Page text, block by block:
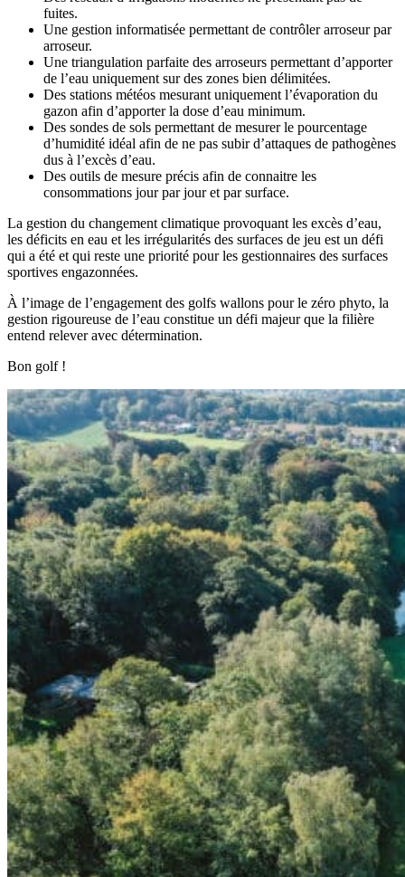
fuites.
Une gestion informatisée permettant de contrôler arroseur par
arroseur.
Une triangulation parfaite des arroseurs permettant d’apporter
de l’eau uniquement sur des zones bien délimitées.
Des stations météos mesurant uniquement l’évaporation du
gazon afin d’apporter la dose d’eau minimum.
Des sondes de sols permettant de mesurer le pourcentage
d’humidité idéal afin de ne pas subir d’attaques de pathogènes
dus à l’excès d’eau.
Des outils de mesure précis afin de connaitre les
consommations jour par jour et par surface.
La gestion du changement climatique provoquant les excès d’eau,
les déficits en eau et les irrégularités des surfaces de jeu est un défi
qui a été et qui reste une priorité pour les gestionnaires des surfaces
sportives engazonnées.
À l’image de l’engagement des golfs wallons pour le zéro phyto, la
gestion rigoureuse de l’eau constitue un défi majeur que la filière
entend relever avec détermination.
Bon golf !